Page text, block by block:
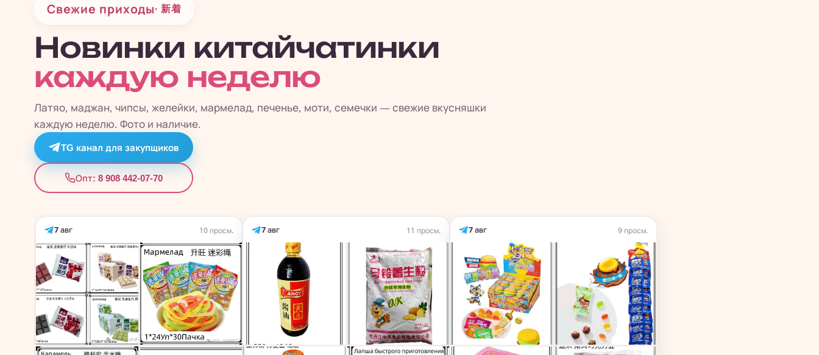
Свежие приходы· 新着
Новинки китайчатинки
каждую неделю
Латяо, маджан, чипсы, желейки, мармелад, печенье, моти, семечки — свежие вкусняшки
каждую неделю. Фото и наличие.
TG канал для закупщиков
Опт: 8 908 442-07-70
7 авг 10 просм. 7 авг 11 просм. 7 авг 9 просм.